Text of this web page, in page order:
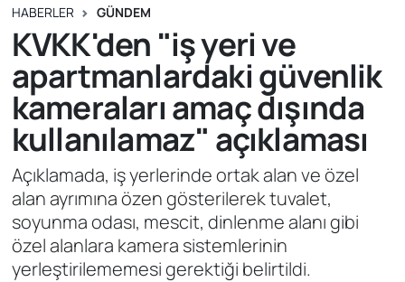
HABERLER GÜNDEM
KVKK'den "iş yeri ve
apartmanlardaki güvenlik
kameraları amaç dışında
kullanılamaz" açıklaması
Açıklamada, iş yerlerinde ortak alan ve özel
alan ayrımına özen gösterilerek tuvalet,
soyunma odası, mescit, dinlenme alanı gibi
özel alanlara kamera sistemlerinin
yerleştirilememesi gerektiği belirtildi.
EĞİTİM
YAŞAM
SİYASET
ASAYİŞ
SAĞLIK
Süper Lig Puan Durumu ve Fikstür
Tüm Manşetler
Son Dakika Haberleri
Haber Arşivi